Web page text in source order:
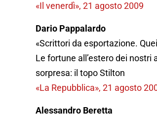
«Il venerdì», 21 agosto 2009
Dario Pappalardo
«Scrittori da esportazione.
Le fortune all’estero dei nostri
sorpresa: il topo Stilton
«La Repubblica», 21 agosto
Alessandro Beretta